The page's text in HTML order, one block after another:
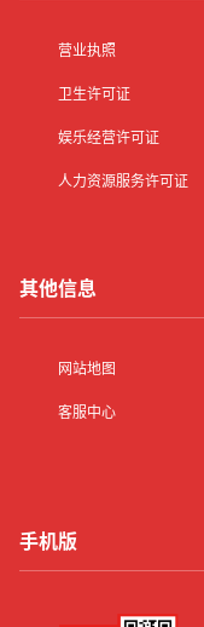
营业执照
卫生许可证
娱乐经营许可证
人力资源服务许可证
其他信息
网站地图
客服中心
手机版